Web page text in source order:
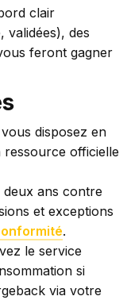
clair
validées), des
feront gagner
disposez en
ressource officielle
deux ans contre
et exceptions
.
le service
si
via votre